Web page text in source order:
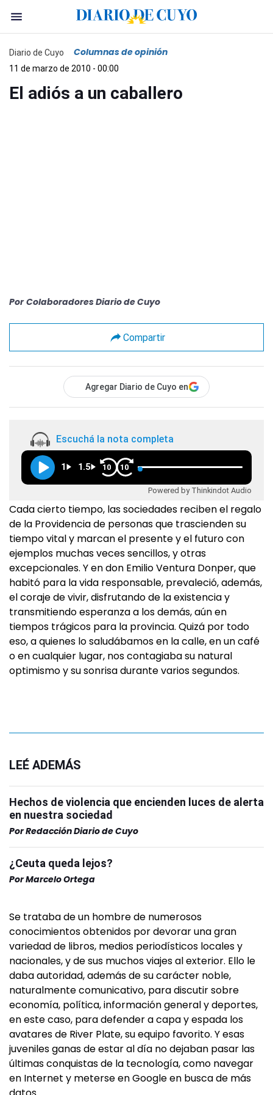
Diario de Cuyo Columnas de opinión
11 de marzo de 2010 - 00:00
El adiós a un caballero
Por Colaboradores Diario de Cuyo
Compartir
Agregar Diario de Cuyo en
Escuchá la nota completa
1 1.5 10 10
Powered by Thinkindot Audio
Cada cierto tiempo, las sociedades reciben el regalo
de la Providencia de personas que trascienden su
tiempo vital y marcan el presente y el futuro con
ejemplos muchas veces sencillos, y otras
excepcionales. Y en don Emilio Ventura Donper, que
habitó para la vida responsable, prevaleció, además,
el coraje de vivir, disfrutando de la existencia y
transmitiendo esperanza a los demás, aún en
tiempos trágicos para la provincia. Quizá por todo
eso, a quienes lo saludábamos en la calle, en un café
o en cualquier lugar, nos contagiaba su natural
optimismo y su sonrisa durante varios segundos.
LEÉ ADEMÁS
Hechos de violencia que encienden luces de alerta
en nuestra sociedad
PorRedacción Diario de Cuyo
¿Ceuta queda lejos?
PorMarcelo Ortega
Se trataba de un hombre de numerosos
conocimientos obtenidos por devorar una gran
variedad de libros, medios periodísticos locales y
nacionales, y de sus muchos viajes al exterior. Ello le
daba autoridad, además de su carácter noble,
naturalmente comunicativo, para discutir sobre
economía, política, información general y deportes,
en este caso, para defender a capa y espada los
avatares de River Plate, su equipo favorito. Y esas
juveniles ganas de estar al día no dejaban pasar las
últimas conquistas de la tecnología, como navegar
en Internet y meterse en Google en busca de más